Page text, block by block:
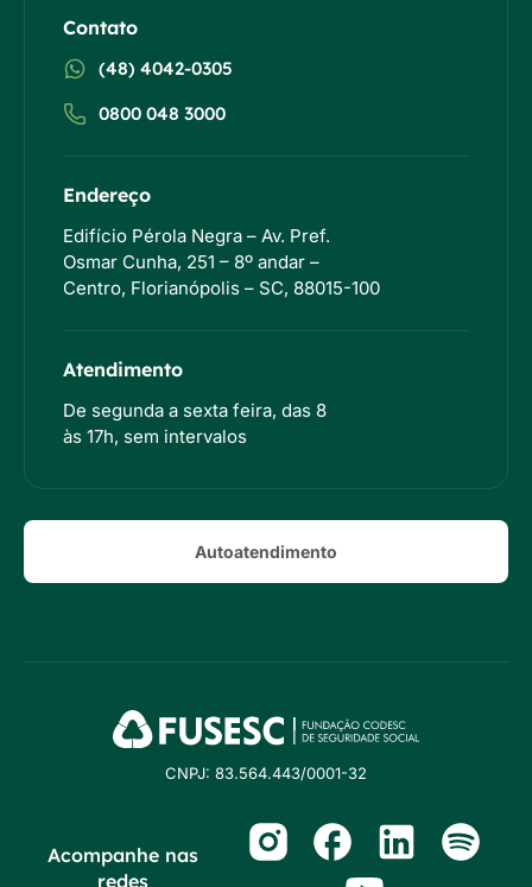
Contato
(48) 4042-0305
0800 048 3000
Endereço
Edifício Pérola Negra – Av. Pref.
Osmar Cunha, 251 – 8º andar –
Centro, Florianópolis – SC, 88015-100
Atendimento
De segunda a sexta feira, das 8
às 17h, sem intervalos
Autoatendimento
CNPJ: 83.564.443/0001-32
Acompanhe nas
redes